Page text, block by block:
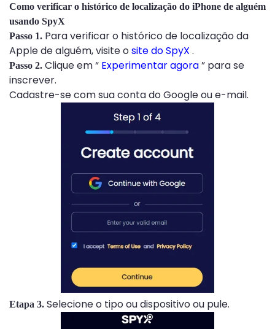
Como verificar o histórico de localização do iPhone de alguém
usando SpyX
Passo 1. Para verificar o histórico de localização da
Apple de alguém, visite osite do SpyX .
Passo 2. Clique em “ Experimentar agora” para se
inscrever.
Cadastre-se com sua conta do Google ou e-mail.
Etapa 3. Selecione o tipo ou dispositivo ou pule.